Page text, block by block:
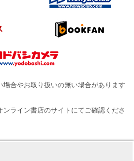
合やお取り扱いの無い場合があります
ライン書店のサイトにてご確認くださ